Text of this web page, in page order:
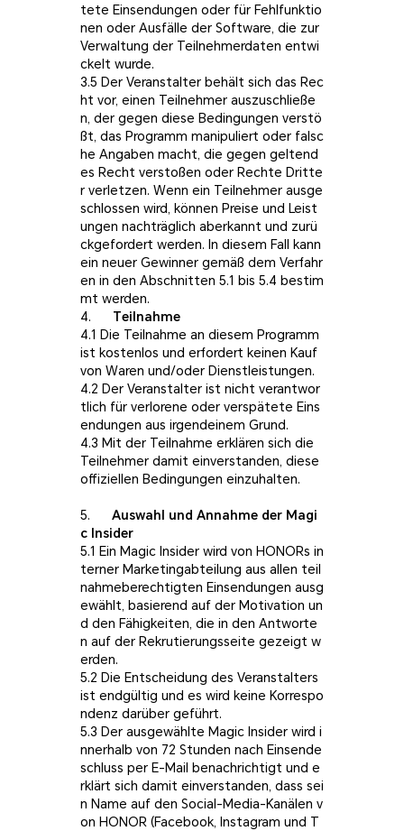
tete Einsendungen oder für Fehlfunktio
nen oder Ausfälle der Software, die zur
Verwaltung der Teilnehmerdaten entwi
ckelt wurde.
3.5 Der Veranstalter behält sich das Rec
ht vor, einen Teilnehmer auszuschließe
n, der gegen diese Bedingungen verstö
ßt, das Programm manipuliert oder falsc
he Angaben macht, die gegen geltend
es Recht verstoßen oder Rechte Dritte
r verletzen. Wenn ein Teilnehmer ausge
schlossen wird, können Preise und Leist
ungen nachträglich aberkannt und zurü
ckgefordert werden. In diesem Fall kann
ein neuer Gewinner gemäß dem Verfahr
en in den Abschnitten 5.1 bis 5.4 bestim
mt werden.
4. Teilnahme
4.1 Die Teilnahme an diesem Programm
ist kostenlos und erfordert keinen Kauf
von Waren und/oder Dienstleistungen.
4.2 Der Veranstalter ist nicht verantwor
tlich für verlorene oder verspätete Eins
endungen aus irgendeinem Grund.
4.3 Mit der Teilnahme erklären sich die
Teilnehmer damit einverstanden, diese
offiziellen Bedingungen einzuhalten.
5. Auswahl und Annahme der Magi
c Insider
5.1 Ein Magic Insider wird von HONORs in
terner Marketingabteilung aus allen teil
nahmeberechtigten Einsendungen ausg
ewählt, basierend auf der Motivation un
d den Fähigkeiten, die in den Antworte
n auf der Rekrutierungsseite gezeigt w
erden.
5.2 Die Entscheidung des Veranstalters
ist endgültig und es wird keine Korrespo
ndenz darüber geführt.
5.3 Der ausgewählte Magic Insider wird i
nnerhalb von 72 Stunden nach Einsende
schluss per E-Mail benachrichtigt und e
rklärt sich damit einverstanden, dass sei
n Name auf den Social-Media-Kanälen v
on HONOR (Facebook, Instagram und T